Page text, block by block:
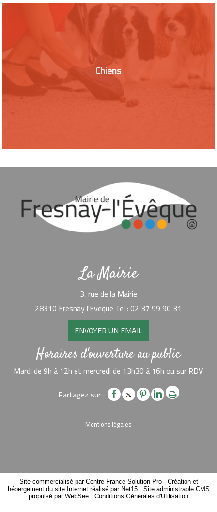
Chiens
La Mairie
3, rue de la Mairie
28310 Fresnay l'Eveque Tel : 02 37 99 90 31
ENVOYER UN EMAIL
Horaires d'ouverture au public
Mardi de 9h à 12h et mercredi de 13h30 à 16h ou sur RDV
Mentions légales
Site commercialisé par Centre France Solution Pro- Création et
hébergement du site Internet réalisé par Net15- Site administrable CMS
propulsé par WebSee
Conditions Générales d'Utilisation